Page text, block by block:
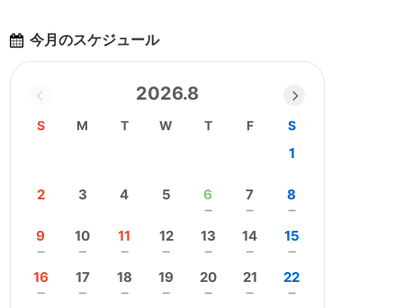
今月のスケジュール
2026.8
S M T W T F S
1
2 3 4 5 6
remove
7
remove
8
remove
9
remove
10
remove
11
remove
12
remove
13
remove
14
remove
15
remove
16
remove
17
remove
18
remove
19
remove
20
remove
21
remove
22
remove